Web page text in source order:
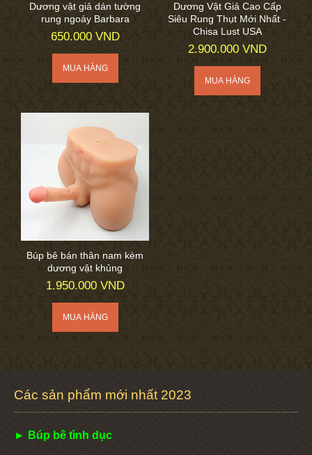
Dương vật giả dán tường
rung ngoáy Barbara
650.000 VND
Dương Vật Giả Cao Cấp
Siêu Rung Thụt Mới Nhất -
Chisa Lust USA
2.900.000 VND
Búp bê bán thân nam kèm
dương vật khủng
1.950.000 VND
Các sản phẩm mới nhất 2023
► Búp bê tình dục